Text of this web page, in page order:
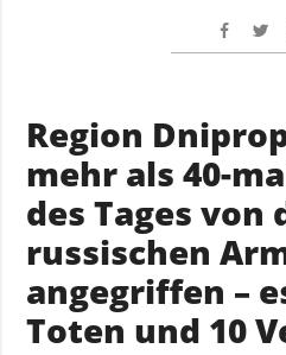
Region
mehr als 40-
des Tages von
russischen
angegriffen –
Toten und 10